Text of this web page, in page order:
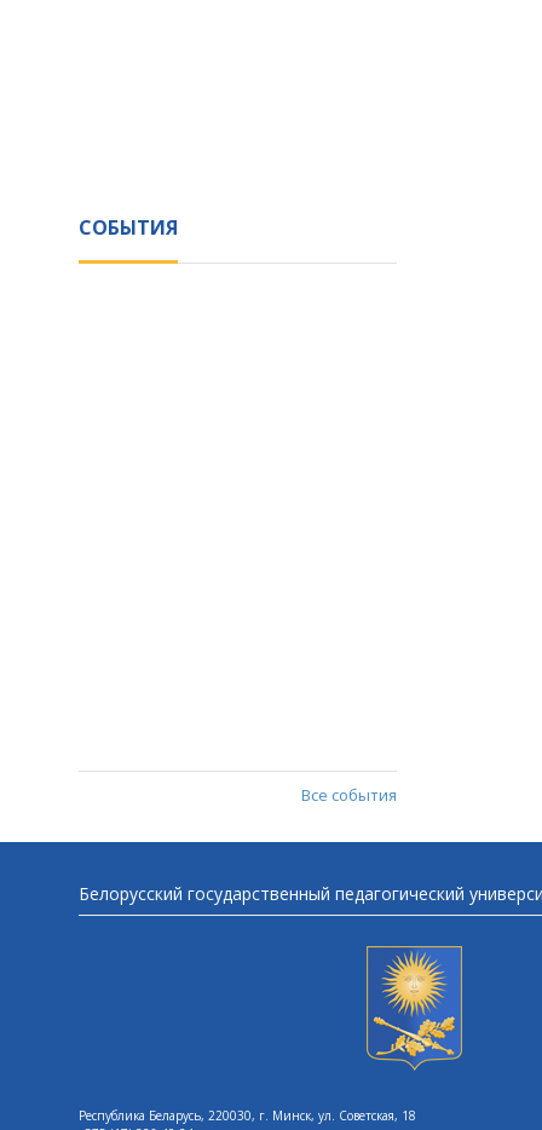
СОБЫТИЯ
Все события
Белорусский государственный педагогический
Республика Беларусь, 220030, г. Минск, ул. Советская, 18